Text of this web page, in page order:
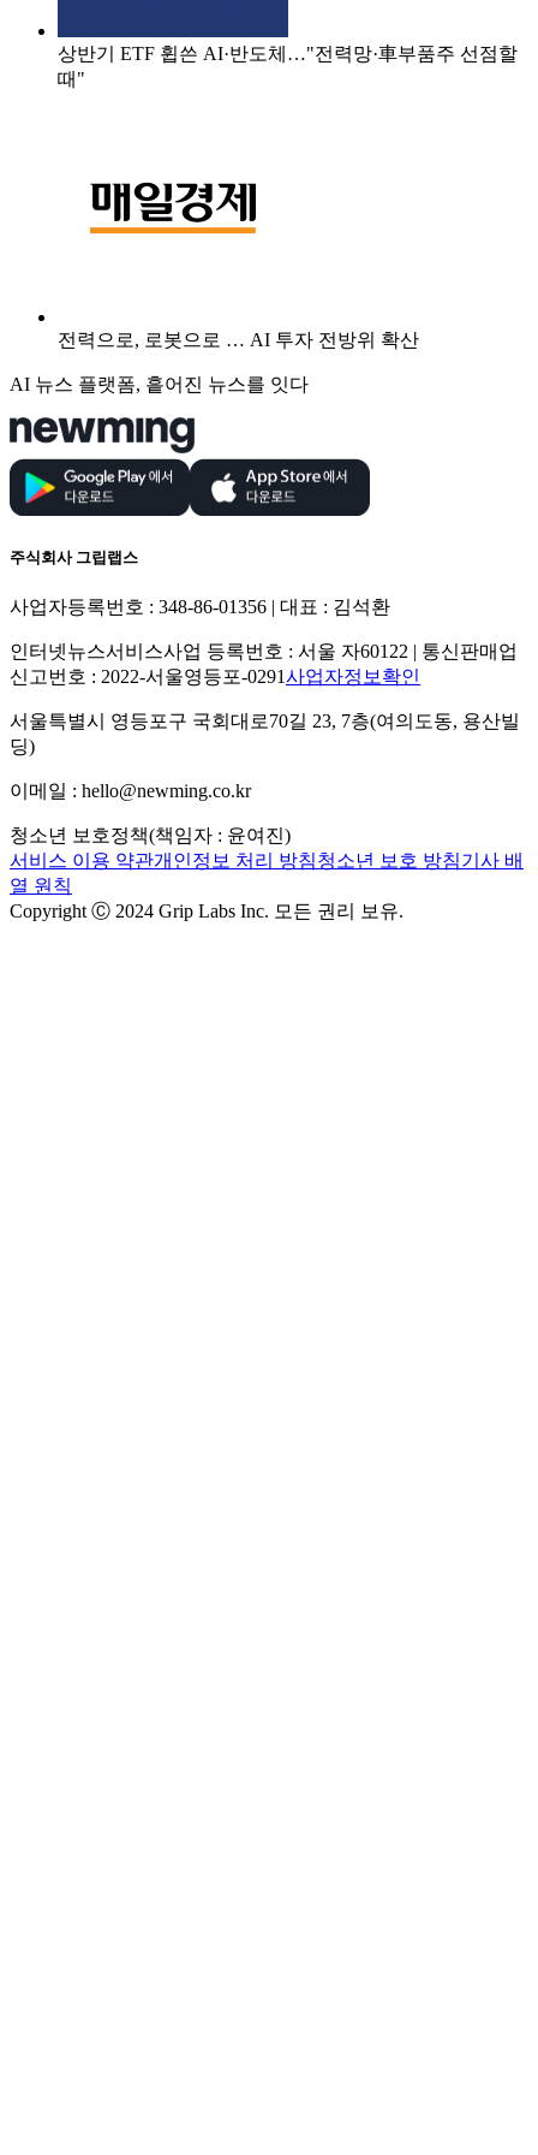
상반기 ETF 휩쓴 AI·반도체…"전력망·車부품주 선점할
때"
전력으로, 로봇으로 … AI 투자 전방위 확산
AI 뉴스 플랫폼, 흩어진 뉴스를 잇다
주식회사 그립랩스
사업자등록번호 : 348-86-01356 | 대표 : 김석환
인터넷뉴스서비스사업 등록번호 : 서울 자60122 | 통신판매업
신고번호 : 2022-서울영등포-0291사업자정보확인
서울특별시 영등포구 국회대로70길 23, 7층(여의도동, 용산빌
딩)
이메일 : hello@newming.co.kr
청소년 보호정책(책임자 : 윤여진)
서비스 이용 약관개인정보 처리 방침청소년 보호 방침기사 배
열 원칙
Copyright Ⓒ 2024 Grip Labs Inc. 모든 권리 보유.